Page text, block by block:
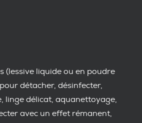
(lessive liquide ou en poudre
détacher, désinfecter,
linge délicat, aquanettoyage,
avec un effet rémanent,